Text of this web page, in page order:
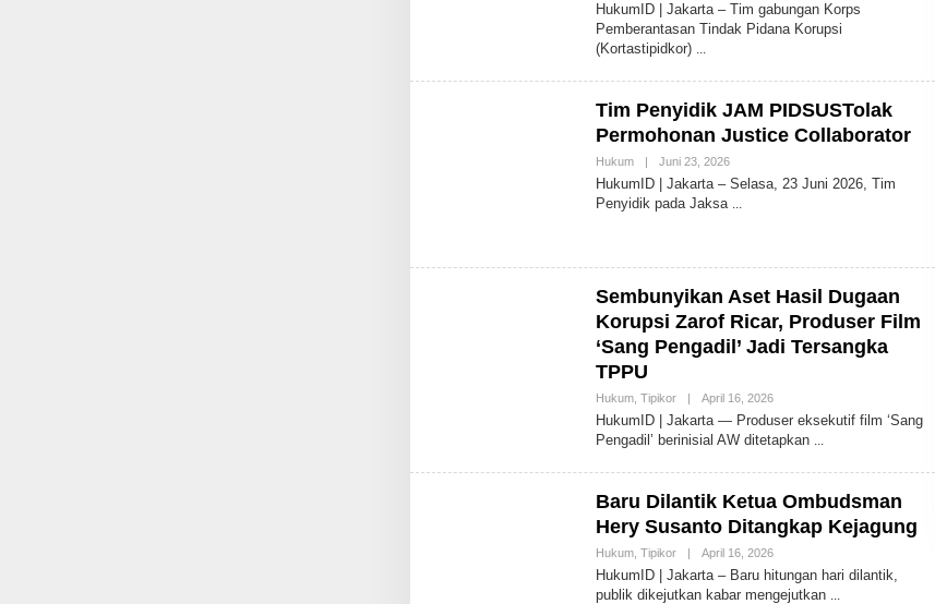
HukumID
HukumID | Jakarta – Tim gabungan Korps
Pemberantasan Tindak Pidana Korupsi
(Kortastipidkor)
Tim Penyidik JAM PIDSUSTolak
Permohonan Justice Collaborator
Hukum | Juni 23, 2026Oleh
HukumID
HukumID | Jakarta – Selasa, 23 Juni 2026, Tim
Penyidik pada Jaksa
Sembunyikan Aset Hasil Dugaan
Korupsi Zarof Ricar, Produser Film
‘Sang Pengadil’ Jadi Tersangka
TPPU
Hukum, Tipikor | April 16, 2026Oleh
HukumID
HukumID | Jakarta — Produser eksekutif film ‘Sang
Pengadil’ berinisial AW ditetapkan
Baru Dilantik Ketua Ombudsman
Hery Susanto Ditangkap Kejagung
Hukum, Tipikor | April 16, 2026Oleh
HukumID
HukumID | Jakarta – Baru hitungan hari dilantik,
publik dikejutkan kabar mengejutkan